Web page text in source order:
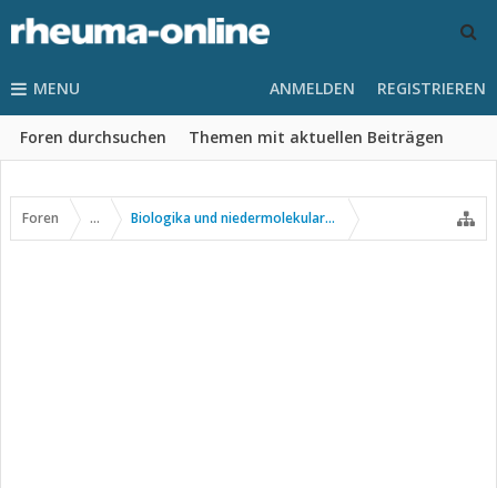
MENU
Foren durchsuchen Themen mit aktuellen Beiträgen
ANMELDEN REGISTRIEREN
Foren ... Biologika und niedermolekulare Wirkstoffe